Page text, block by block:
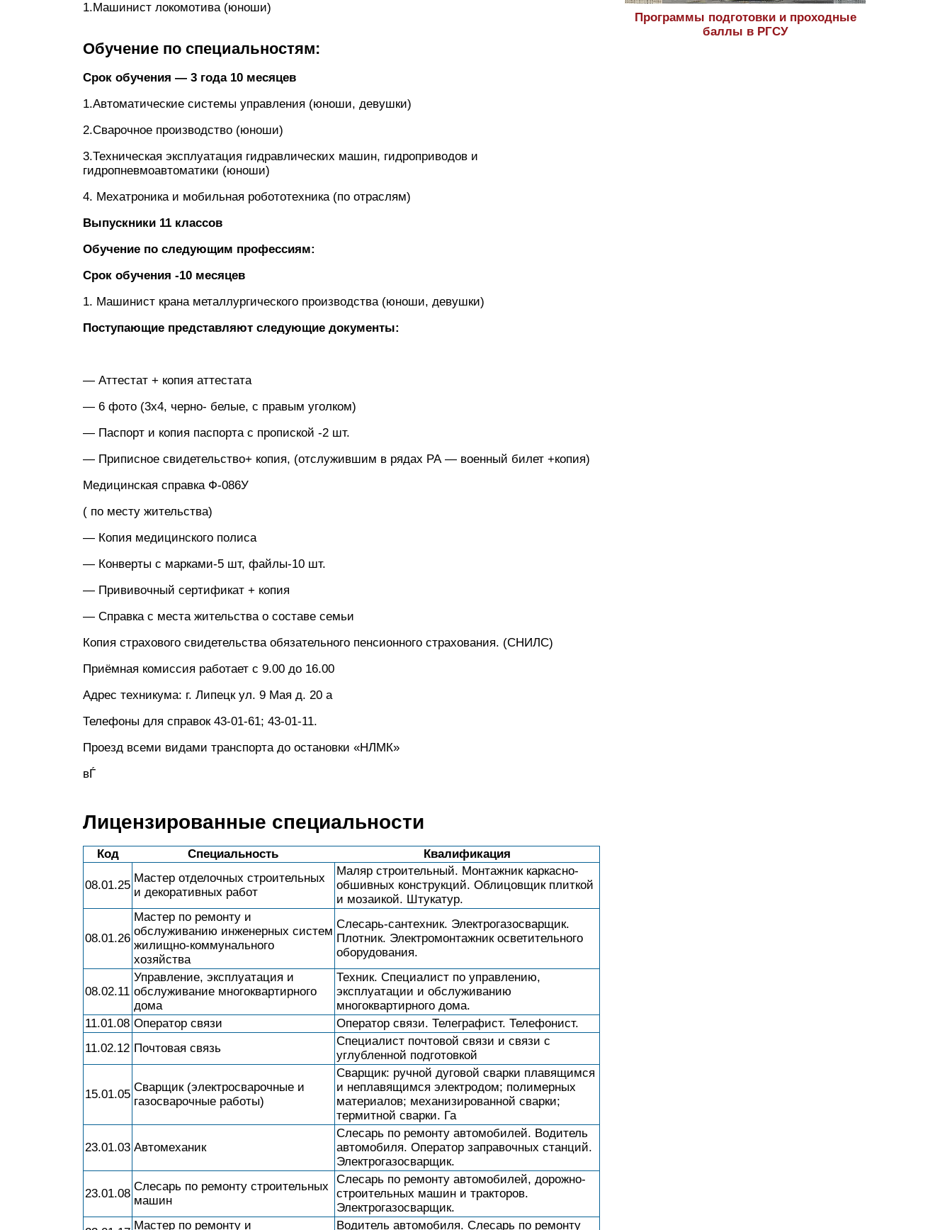
1.Машинист локомотива (юноши)
Обучение по специальностям:
Срок обучения — 3 года 10 месяцев
1.Автоматические системы управления (юноши, девушки)
2.Сварочное производство (юноши)
3.Техническая эксплуатация гидравлических машин, гидроприводов и
гидропневмоавтоматики (юноши)
4. Мехатроника и мобильная робототехника (по отраслям)
Выпускники 11 классов
Обучение по следующим профессиям:
Срок обучения -10 месяцев
1. Машинист крана металлургического производства (юноши, девушки)
Поступающие представляют следующие документы:
— Аттестат + копия аттестата
— 6 фото (3х4, черно- белые, с правым уголком)
— Паспорт и копия паспорта с пропиской -2 шт.
— Приписное свидетельство+ копия, (отслужившим в рядах РА — военный билет +копия)
Медицинская справка Ф-086У
( по месту жительства)
— Копия медицинского полиса
— Конверты с марками-5 шт, файлы-10 шт.
— Прививочный сертификат + копия
— Справка с места жительства о составе семьи
Копия страхового свидетельства обязательного пенсионного страхования. (СНИЛС)
Приёмная комиссия работает с 9.00 до 16.00
Адрес техникума: г. Липецк ул. 9 Мая д. 20 а
Телефоны для справок 43-01-61; 43-01-11.
Проезд всеми видами транспорта до остановки «НЛМК»
вЃ
Лицензированные специальности
Код Специальность Квалификация
08.01.25
Мастер отделочных строительных
и декоративных работ
Маляр строительный. Монтажник каркасно-
обшивных конструкций. Облицовщик плиткой
и мозаикой. Штукатур.
08.01.26
Мастер по ремонту и
обслуживанию инженерных систем
жилищно-коммунального
хозяйства
Слесарь-сантехник. Электрогазосварщик.
Плотник. Электромонтажник осветительного
оборудования.
08.02.11
Управление, эксплуатация и
обслуживание многоквартирного
дома
Техник. Специалист по управлению,
эксплуатации и обслуживанию
многоквартирного дома.
11.01.08 Оператор связи
Оператор связи. Телеграфист. Телефонист.
11.02.12 Почтовая связь
Специалист почтовой связи и связи с
углубленной подготовкой
15.01.05
Сварщик (электросварочные и
газосварочные работы)
Сварщик: ручной дуговой сварки плавящимся
и неплавящимся электродом; полимерных
материалов; механизированной сварки;
термитной сварки. Га
23.01.03 Автомеханик
Слесарь по ремонту автомобилей. Водитель
автомобиля. Оператор заправочных станций.
Электрогазосварщик.
23.01.08
Слесарь по ремонту строительных
машин
Слесарь по ремонту автомобилей, дорожно-
строительных машин и тракторов.
Электрогазосварщик.
Мастер по ремонту и Водитель автомобиля. Слесарь по ремонту
Программы подготовки и проходные
баллы в РГСУ